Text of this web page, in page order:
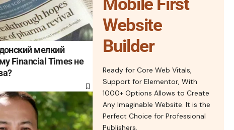
мелкий
Financial Times не
Mobile First
Website
Builder
Ready for Core Web Vitals,
Support for Elementor, With
1000+ Options Allows to Create
Any Imaginable Website. It is the
Perfect Choice for Professional
Publishers.